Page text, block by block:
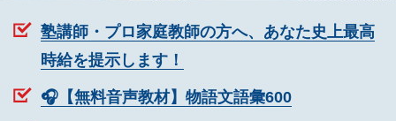
塾講師・プロ家庭教師の方へ、あなた史上最高
時給を提示します！
🎧【無料音声教材】物語文語彙600